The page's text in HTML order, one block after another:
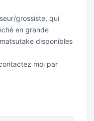
grossiste, qui
en grande
disponibles
moi par